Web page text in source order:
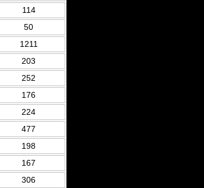
114
50
1211
203
252
176
224
477
198
167
306